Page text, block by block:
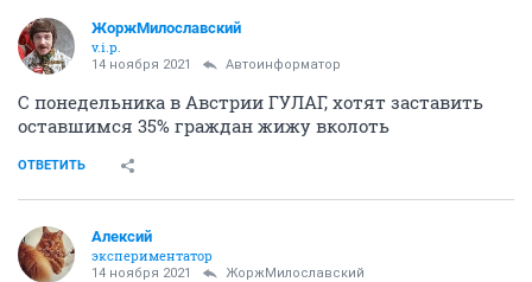
ЖоржМилославский
v.i.p.
14 ноября 2021 Автоинформатор
С понедельника в Австрии ГУЛАГ, хотят заставить
оставшимся 35% граждан жижу вколоть
ОТВЕТИТЬ
Алексий
экспериментатор
14 ноября 2021 ЖоржМилославский